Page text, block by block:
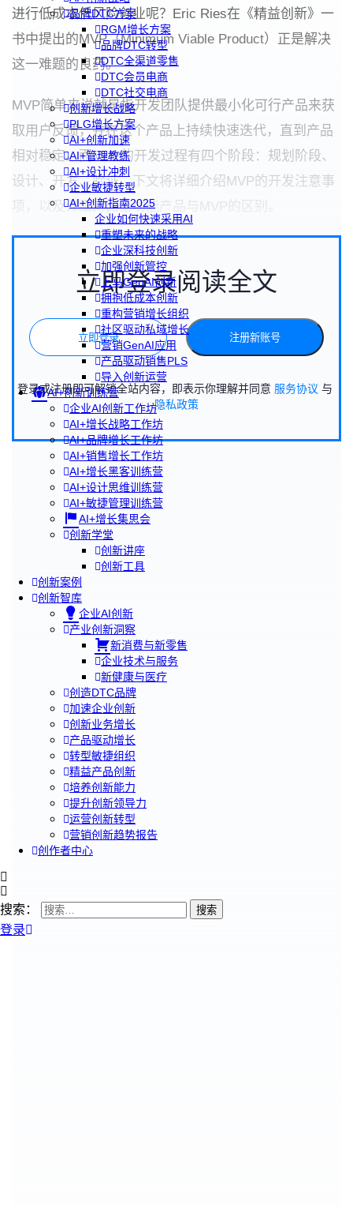
品牌DTC方案
RGM增长方案
品牌DTC转型
DTC全渠道零售
DTC会员电商
DTC社交电商
创新增长战略
PLG增长方案
AI+创新加速
AI+管理教练
AI+设计冲刺
企业敏捷转型
AI+创新指南2025
企业如何快速采用AI
重塑未来的战略
企业深科技创新
加强创新管控
上马GenAI创新
拥抱低成本创新
重构营销增长组织
社区驱动私域增长
营销GenAI应用
产品驱动销售PLS
导入创新运营
AI+创新训练营
企业AI创新工作坊
AI+增长战略工作坊
AI+品牌增长工作坊
AI+销售增长工作坊
AI+增长黑客训练营
AI+设计思维训练营
AI+敏捷管理训练营
AI+增长集思会
创新学堂
创新讲座
创新工具
创新案例
创新智库
企业AI创新
产业创新洞察
新消费与新零售
企业技术与服务
新健康与医疗
创造DTC品牌
加速企业创新
创新业务增长
产品驱动增长
转型敏捷组织
精益产品创新
培养创新能力
提升创新领导力
运营创新转型
营销创新趋势报告
创作者中心
搜索：
登录
进行低成本低风险创业呢？Eric Ries在《精益创新》一
书中提出的MVP（Minimum Viable Product）正是解决
这一难题的良药。
MVP简单来说就是指开发团队提供最小化可行产品来获
取用户反馈，并在这个产品上持续快速迭代，直到产品
相对稳定。而MVP的开发过程有四个阶段：规划阶段、
设计、开发、验证。下文将详细介绍MVP的开发注意事
项，以及详细对比全功能产品与MVP的区别。
立即登录阅读全文
立即登录 注册新账号
登录或注册即可解锁全站内容，即表示你理解并同意 服务协议 与
隐私政策